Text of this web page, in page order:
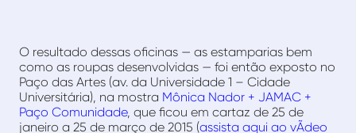
O resultado dessas oficinas — as estamparias bem
como as roupas desenvolvidas — foi então exposto no
Paço das Artes (av. da Universidade 1 – Cidade
Universitária), na mostra Mônica Nador + JAMAC +
Paço Comunidade, que ficou em cartaz de 25 de
janeiro a 25 de março de 2015 (assista aqui ao vÃ­deo